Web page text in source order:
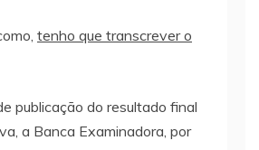
tenho que transcrever o
publicação do resultado final
a Banca Examinadora, por